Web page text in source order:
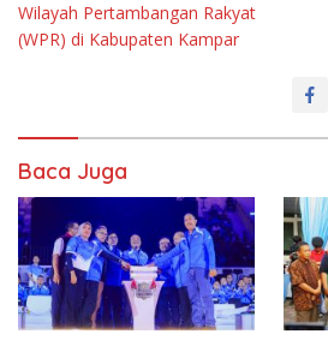
Wilayah Pertambangan Rakyat
(WPR) di Kabupaten Kampar
Baca Juga